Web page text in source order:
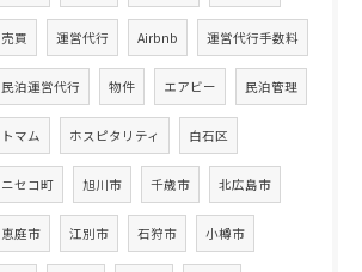
売買 運営代行 Airbnb 運営代行手数料
民泊運営代行 物件 エアビー 民泊管理
トマム ホスピタリティ 白石区
ニセコ町 旭川市 千歳市 北広島市
恵庭市 江別市 石狩市 小樽市